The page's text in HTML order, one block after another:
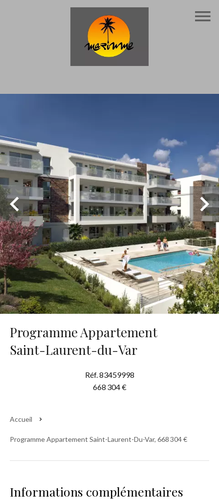
Programme Appartement
Saint-Laurent-du-Var
Réf. 83459998
668 304 €
Accueil
Programme Appartement Saint-Laurent-Du-Var, 668 304 €
Informations complémentaires